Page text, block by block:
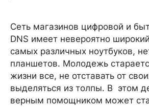
Сеть магазинов цифровой и
DNS имеет невероятно
самых различных ноутбуков,
планшетов. Молодежь
жизни все, не отставать от
выделяться из толпы. В этом
верным помощником может